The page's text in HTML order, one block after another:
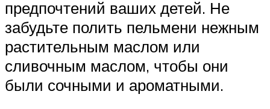
предпочтений ваших детей. Не
забудьте полить пельмени нежным
растительным маслом или
сливочным маслом, чтобы они
были сочными и ароматными.